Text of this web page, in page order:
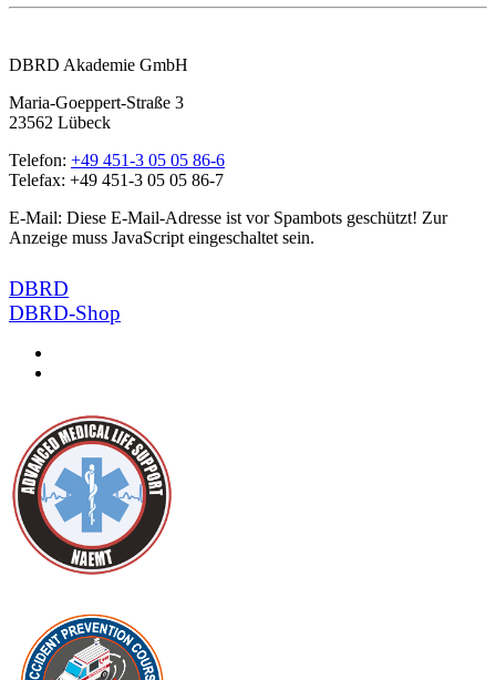
DBRD Akademie GmbH
Maria-Goeppert-Straße 3
23562 Lübeck
Telefon: +49 451-3 05 05 86-6
Telefax: +49 451-3 05 05 86-7
E-Mail: Diese E-Mail-Adresse ist vor Spambots geschützt! Zur
Anzeige muss JavaScript eingeschaltet sein.
DBRD
DBRD-Shop